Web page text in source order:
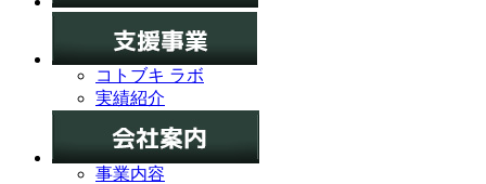
コトブキ ラボ
実績紹介
事業内容